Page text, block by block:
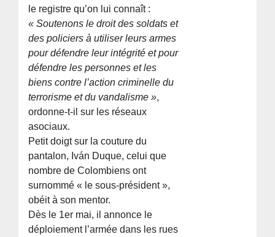
le registre qu’on lui connaît :
« Soutenons le droit des soldats et
des policiers à utiliser leurs armes
pour défendre leur intégrité et pour
défendre les personnes et les
biens contre l’action criminelle du
terrorisme et du vandalisme »,
ordonne-t-il sur les réseaux
asociaux.
Petit doigt sur la couture du
pantalon, Iván Duque, celui que
nombre de Colombiens ont
surnommé « le sous-président »,
obéit à son mentor.
Dès le 1er mai, il annonce le
déploiement l’armée dans les rues